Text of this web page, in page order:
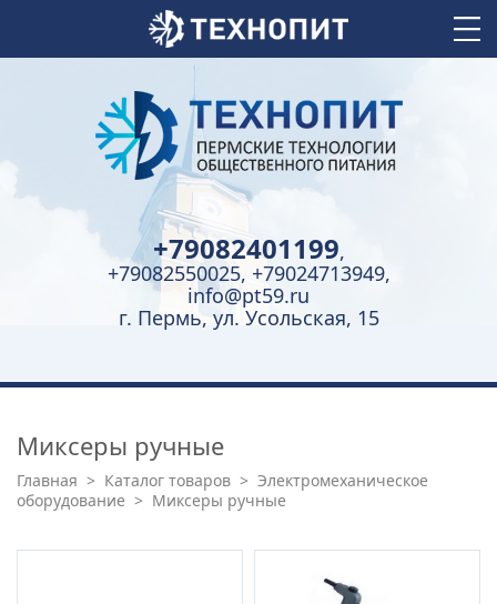
+79082401199,
+79082550025, +79024713949,
info@pt59.ru
г. Пермь, ул. Усольская, 15
Миксеры ручные
Главная > Каталог товаров > Электромеханическое
оборудование > Миксеры ручные